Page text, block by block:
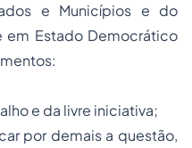
e Municípios e do
em Estado Democrático
e da livre iniciativa;
por demais a questão,